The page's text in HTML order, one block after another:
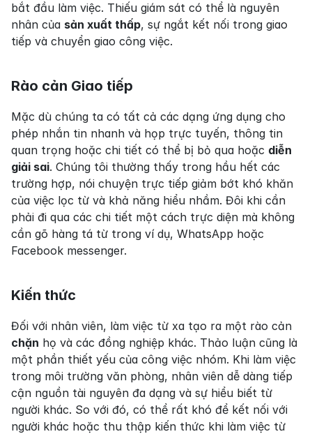
bắt đầu làm việc. Thiếu giám sát có thể là nguyên
nhân của sản xuất thấp, sự ngắt kết nối trong giao
tiếp và chuyển giao công việc.
Rào cản Giao tiếp
Mặc dù chúng ta có tất cả các dạng ứng dụng cho
phép nhắn tin nhanh và họp trực tuyến, thông tin
quan trọng hoặc chi tiết có thể bị bỏ qua hoặc diễn
giải sai. Chúng tôi thường thấy trong hầu hết các
trường hợp, nói chuyện trực tiếp giảm bớt khó khăn
của việc lọc từ và khả năng hiểu nhầm. Đôi khi cần
phải đi qua các chi tiết một cách trực diện mà không
cần gõ hàng tá từ trong ví dụ, WhatsApp hoặc
Facebook messenger.
Kiến thức
chặn họ và các đồng nghiệp khác. Thảo luận cũng là
một phần thiết yếu của công việc nhóm. Khi làm việc
trong môi trường văn phòng, nhân viên dễ dàng tiếp
cận nguồn tài nguyên đa dạng và sự hiểu biết từ
người khác. So với đó, có thể rất khó để kết nối với
người khác hoặc thu thập kiến thức khi làm việc từ